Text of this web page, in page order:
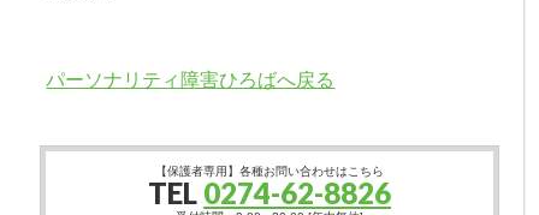
パーソナリティ障害ひろばへ戻る
【保護者専用】各種お問い合わせはこちら
TEL 0274-62-8826